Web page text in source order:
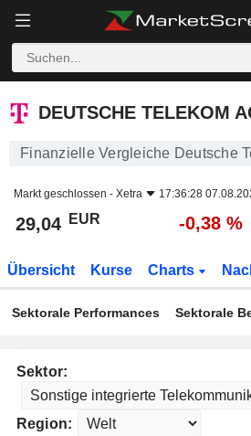
DEUTSCHE TELEKOM AG
DEUTSCHE TELEKOM
Finanzielle Vergleiche Deutsche
Markt geschlossen - Xetra 17:36:28
29,04 EUR -0,38 %
Übersicht Kurse Charts
Sektorale Performances Sektorale
Sektor:
Region: